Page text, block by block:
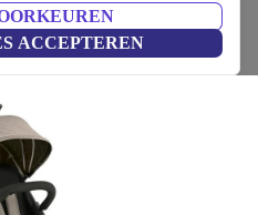
ACCEPTEREN